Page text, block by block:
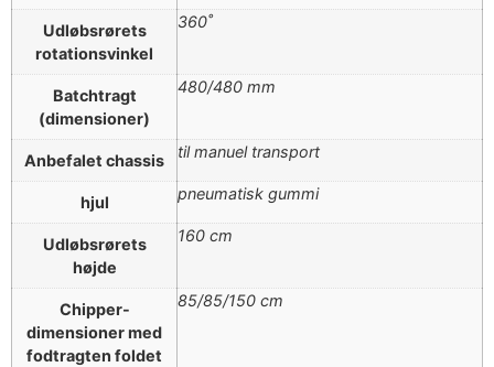
Udløbsrørets
rotationsvinkel
360˚
Batchtragt
(dimensioner)
480/480 mm
Anbefalet chassis til manuel transport
hjul pneumatisk gummi
Udløbsrørets
højde
160 cm
Chipper-
dimensioner med
fodtragten foldet
85/85/150 cm